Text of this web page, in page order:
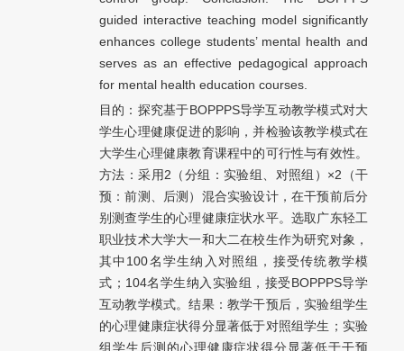
guided interactive teaching model significantly
enhances college students’ mental health and
serves as an effective pedagogical approach
for mental health education courses.
目的：探究基于BOPPPS导学互动教学模式对大
学生心理健康促进的影响，并检验该教学模式在
大学生心理健康教育课程中的可行性与有效性。
方法：采用2（分组：实验组、对照组）×2（干
预：前测、后测）混合实验设计，在干预前后分
别测查学生的心理健康症状水平。选取广东轻工
职业技术大学大一和大二在校生作为研究对象，
其中100名学生纳入对照组，接受传统教学模
式；104名学生纳入实验组，接受BOPPPS导学
互动教学模式。结果：教学干预后，实验组学生
的心理健康症状得分显著低于对照组学生；实验
组学生后测的心理健康症状得分显著低于干预